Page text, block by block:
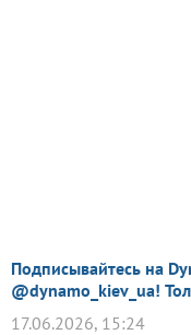
Подписывайтесь на
@dynamo_kiev_ua!
17.06.2026, 15:24